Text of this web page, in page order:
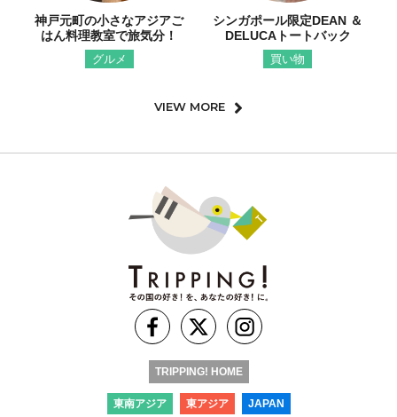
神戸元町の小さなアジアご
はん料理教室で旅気分！
グルメ
シンガポール限定DEAN ＆
DELUCAトートバック
買い物
VIEW MORE
TRIPPING! HOME
東南アジア 東アジア JAPAN